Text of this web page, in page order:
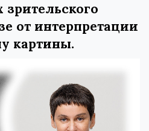
зрительского
от интерпретации
картины.